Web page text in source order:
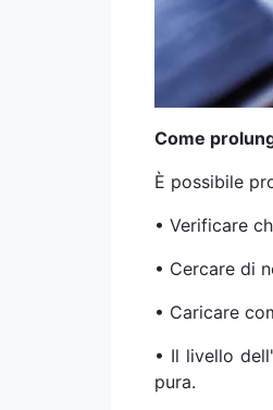
Come
È possibile
• Verificare
• Cercare di
• Caricare
• Il livello
pura.